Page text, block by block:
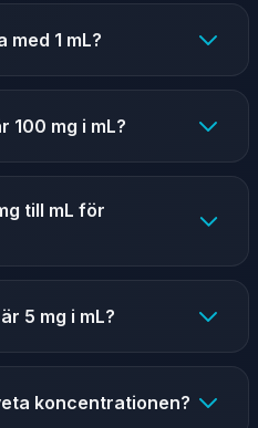
med 1 mL?
100 mg i mL?
till mL för
5 mg i mL?
koncentrationen?